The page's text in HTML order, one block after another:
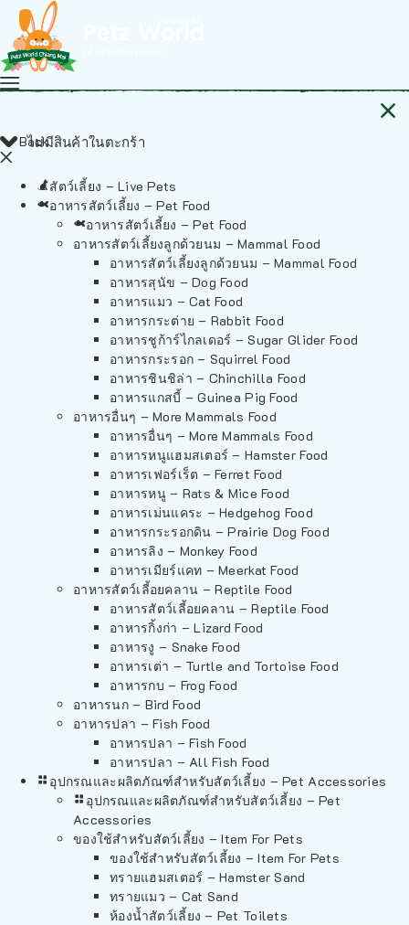
ไม่มีสินค้าในตะกร้า
Back
สัตว์เลี้ยง – Live Pets
อาหารสัตว์เลี้ยง – Pet Food
อาหารสัตว์เลี้ยง – Pet Food
อาหารสัตว์เลี้ยงลูกด้วยนม – Mammal Food
อาหารสัตว์เลี้ยงลูกด้วยนม – Mammal Food
อาหารสุนัข – Dog Food
อาหารแมว – Cat Food
อาหารกระต่าย – Rabbit Food
อาหารชูก้าร์ไกลเดอร์ – Sugar Glider Food
อาหารกระรอก – Squirrel Food
อาหารชินชิล่า – Chinchilla Food
อาหารแกสบี้ – Guinea Pig Food
อาหารอื่นๆ – More Mammals Food
อาหารอื่นๆ – More Mammals Food
อาหารหนูแฮมสเตอร์ – Hamster Food
อาหารเฟอร์เร็ต – Ferret Food
อาหารหนู – Rats & Mice Food
อาหารเม่นแคระ – Hedgehog Food
อาหารกระรอกดิน – Prairie Dog Food
อาหารลิง – Monkey Food
อาหารเมียร์แคท – Meerkat Food
อาหารสัตว์เลี้อยคลาน – Reptile Food
อาหารสัตว์เลี้อยคลาน – Reptile Food
อาหารกิ้งก่า – Lizard Food
อาหารงู – Snake Food
อาหารเต่า – Turtle and Tortoise Food
อาหารกบ – Frog Food
อาหารนก – Bird Food
อาหารปลา – Fish Food
อาหารปลา – Fish Food
อาหารปลา – All Fish Food
อุปกรณและผลิตภัณฑ์สำหรับสัตว์เลี้ยง – Pet Accessories
อุปกรณและผลิตภัณฑ์สำหรับสัตว์เลี้ยง – Pet
Accessories
ของใช้สำหรับสัตว์เลี้ยง – Item For Pets
ของใช้สำหรับสัตว์เลี้ยง – Item For Pets
ทรายแฮมสเตอร์ – Hamster Sand
ทรายแมว – Cat Sand
ห้องน้ำสัตว์เลี้ยง – Pet Toilets